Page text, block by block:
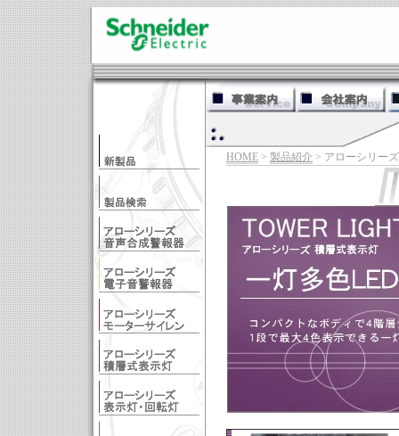
HOME > 製品紹介 > アローシリー